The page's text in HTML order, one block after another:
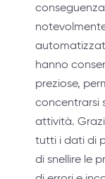
hanno
preziose,
concentrarsi
attività.
tutti i dati di
di snellire le